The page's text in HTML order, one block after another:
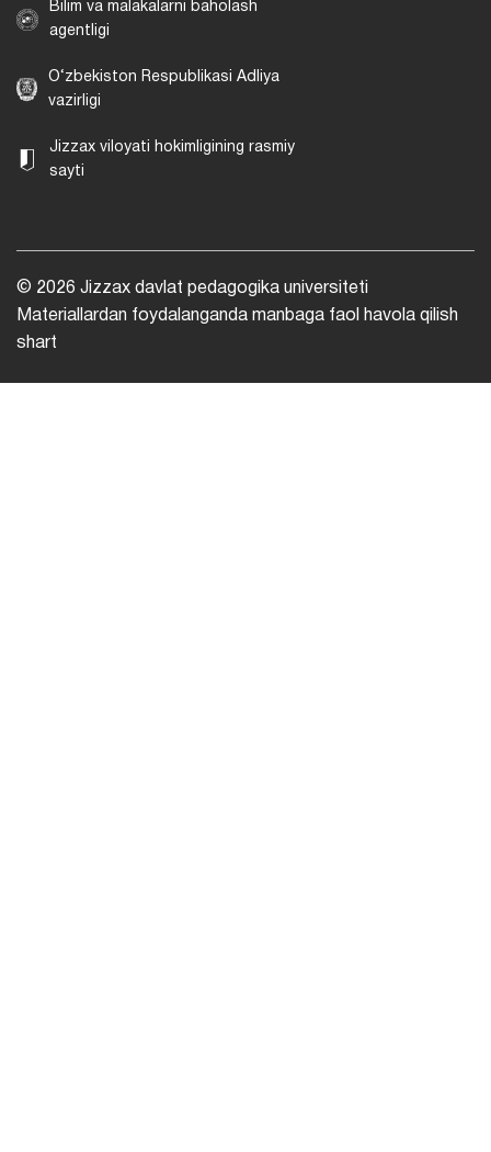
Bilim va malakalarni baholash
agentligi
O‘zbekiston Respublikasi Adliya
vazirligi
Jizzax viloyati hokimligining rasmiy
sayti
© 2026 Jizzax davlat pedagogika universiteti
Materiallardan foydalanganda manbaga faol havola qilish
shart